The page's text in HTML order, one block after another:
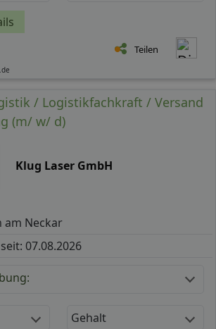
Teilen
/ Logistikfachkraft / Versand
(m/ w/ d)
Klug Laser GmbH
am Neckar
07.08.2026
Gehalt